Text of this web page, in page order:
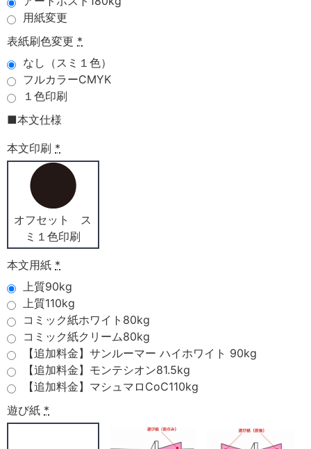
用紙変更
表紙刷色変更 *
なし（スミ１色）
フルカラーCMYK
１色印刷
■本文仕様
本文印刷 *
オフセット ス
ミ１色印刷
本文用紙 *
上質90kg
上質110kg
コミック紙ホワイト80kg
コミック紙クリーム80kg
【追加料金】サンルーマー ハイホワイト 90kg
【追加料金】モンテシオン81.5kg
【追加料金】マシュマロCoC110kg
遊び紙 *